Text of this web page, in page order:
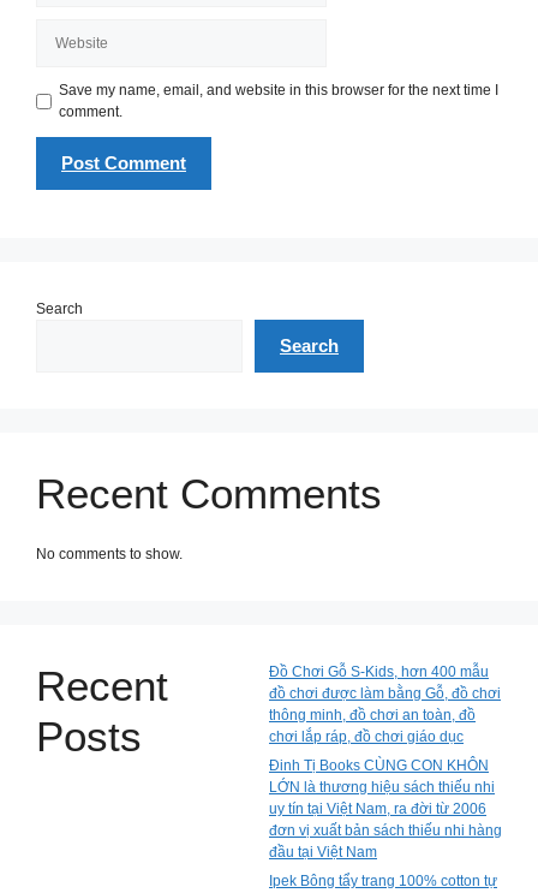
Save my name, email, and website in this browser for the next time I
comment.
Search
Search
Recent Comments
No comments to show.
Recent
Posts
Đồ Chơi Gỗ S-Kids, hơn 400 mẫu
đồ chơi được làm bằng Gỗ, đồ chơi
thông minh, đồ chơi an toàn, đồ
chơi lắp ráp, đồ chơi giáo dục
Đinh Tị Books CÙNG CON KHÔN
LỚN là thương hiệu sách thiếu nhi
uy tín tại Việt Nam, ra đời từ 2006
đơn vị xuất bản sách thiếu nhi hàng
đầu tại Việt Nam
Ipek Bông tẩy trang 100% cotton tự